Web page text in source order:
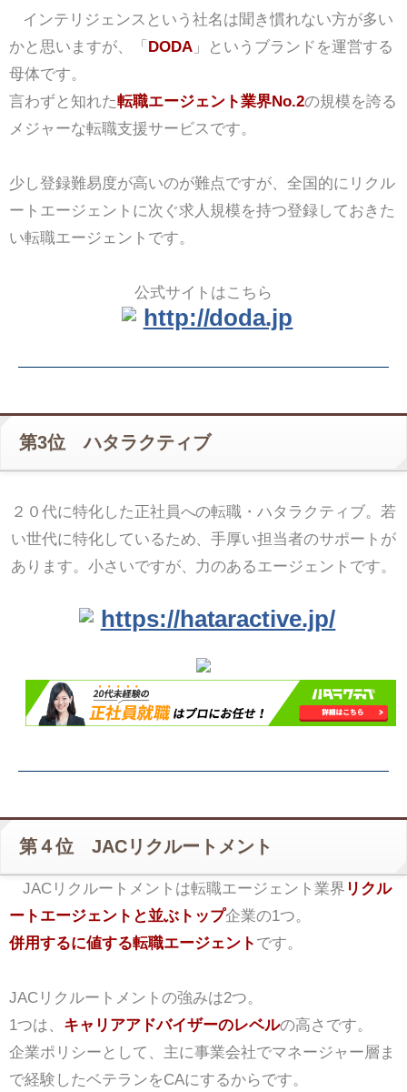
インテリジェンスという社名は聞き慣れない方が多い
かと思いますが、「 DODA」というブランドを運営する
母体です。
言わずと知れた転職エージェント業界No.2の規模を誇る
メジャーな転職支援サービスです。
少し登録難易度が高いのが難点ですが、全国的にリクル
ートエージェントに次ぐ求人規模を持つ登録しておきた
い転職エージェントです。
公式サイトはこちら
http://doda.jp
第3位 ハタラクティブ
２０代に特化した正社員への転職・ハタラクティブ。若
い世代に特化しているため、手厚い担当者のサポートが
あります。小さいですが、力のあるエージェントです。
https://hataractive.jp/
第４位 JACリクルートメント
JACリクルートメントは転職エージェント業界 リクル
ートエージェントと並ぶトップ企業の1つ。
併用するに値する転職エージェント です。
JACリクルートメントの強みは2つ。
1つは、 キャリアアドバイザーのレベルの高さです。
企業ポリシーとして、主に事業会社でマネージャー層ま
で経験したベテランをCAにするからです。